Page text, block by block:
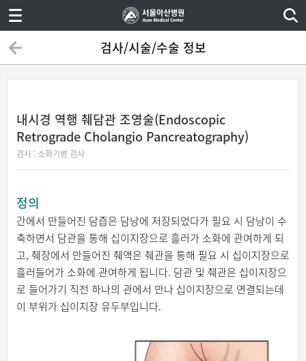
검사/시술/수술 정보
내시경 역행 췌담관 조영술(Endoscopic
Retrograde Cholangio Pancreatography)
검사 : 소화기병 검사
정의
간에서 만들어진 담즙은 담낭에 저장되었다가 필요 시 담낭이 수
축하면서 담관을 통해 십이지장으로 흘러가 소화에 관여하게 되
고, 췌장에서 만들어진 췌액은 췌관을 통해 필요 시 십이지장으로
흘러들어가 소화에 관여하게 됩니다. 담관 및 췌관은 십이지장으
로 들어가기 직전 하나의 관에서 만나 십이지장으로 연결되는데
이 부위가 십이지장 유두부입니다.